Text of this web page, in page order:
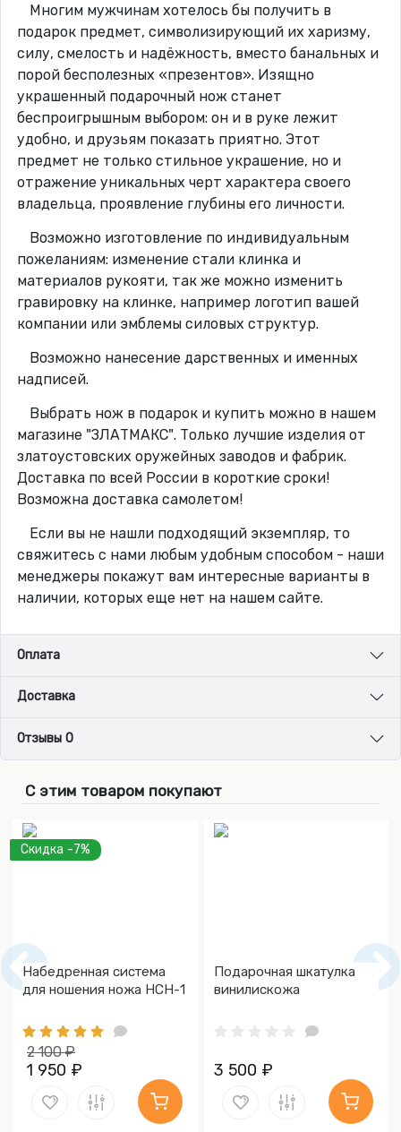
Многим мужчинам хотелось бы получить в
подарок предмет, символизирующий их харизму,
силу, смелость и надёжность, вместо банальных и
порой бесполезных «презентов». Изящно
украшенный подарочный нож станет
беспроигрышным выбором: он и в руке лежит
удобно, и друзьям показать приятно. Этот
предмет не только стильное украшение, но и
отражение уникальных черт характера своего
владельца, проявление глубины его личности.
Возможно изготовление по индивидуальным
пожеланиям: изменение стали клинка и
материалов рукояти, так же можно изменить
гравировку на клинке, например логотип вашей
компании или эмблемы силовых структур.
Возможно нанесение дарственных и именных
надписей.
Выбрать нож в подарок и купить можно в нашем
магазине "ЗЛАТМАКС". Только лучшие изделия от
златоустовских оружейных заводов и фабрик.
Доставка по всей России в короткие сроки!
Возможна доставка самолетом!
Если вы не нашли подходящий экземпляр, то
свяжитесь с нами любым удобным способом - наши
менеджеры покажут вам интересные варианты в
наличии, которых еще нет на нашем сайте.
Оплата
Доставка
Отзывы 0
С этим товаром покупают
Скидка -7%
Набедренная система
для ношения ножа НСН-1
2 100 ₽
1 950 ₽
Подарочная шкатулка
винилискожа
3 500 ₽